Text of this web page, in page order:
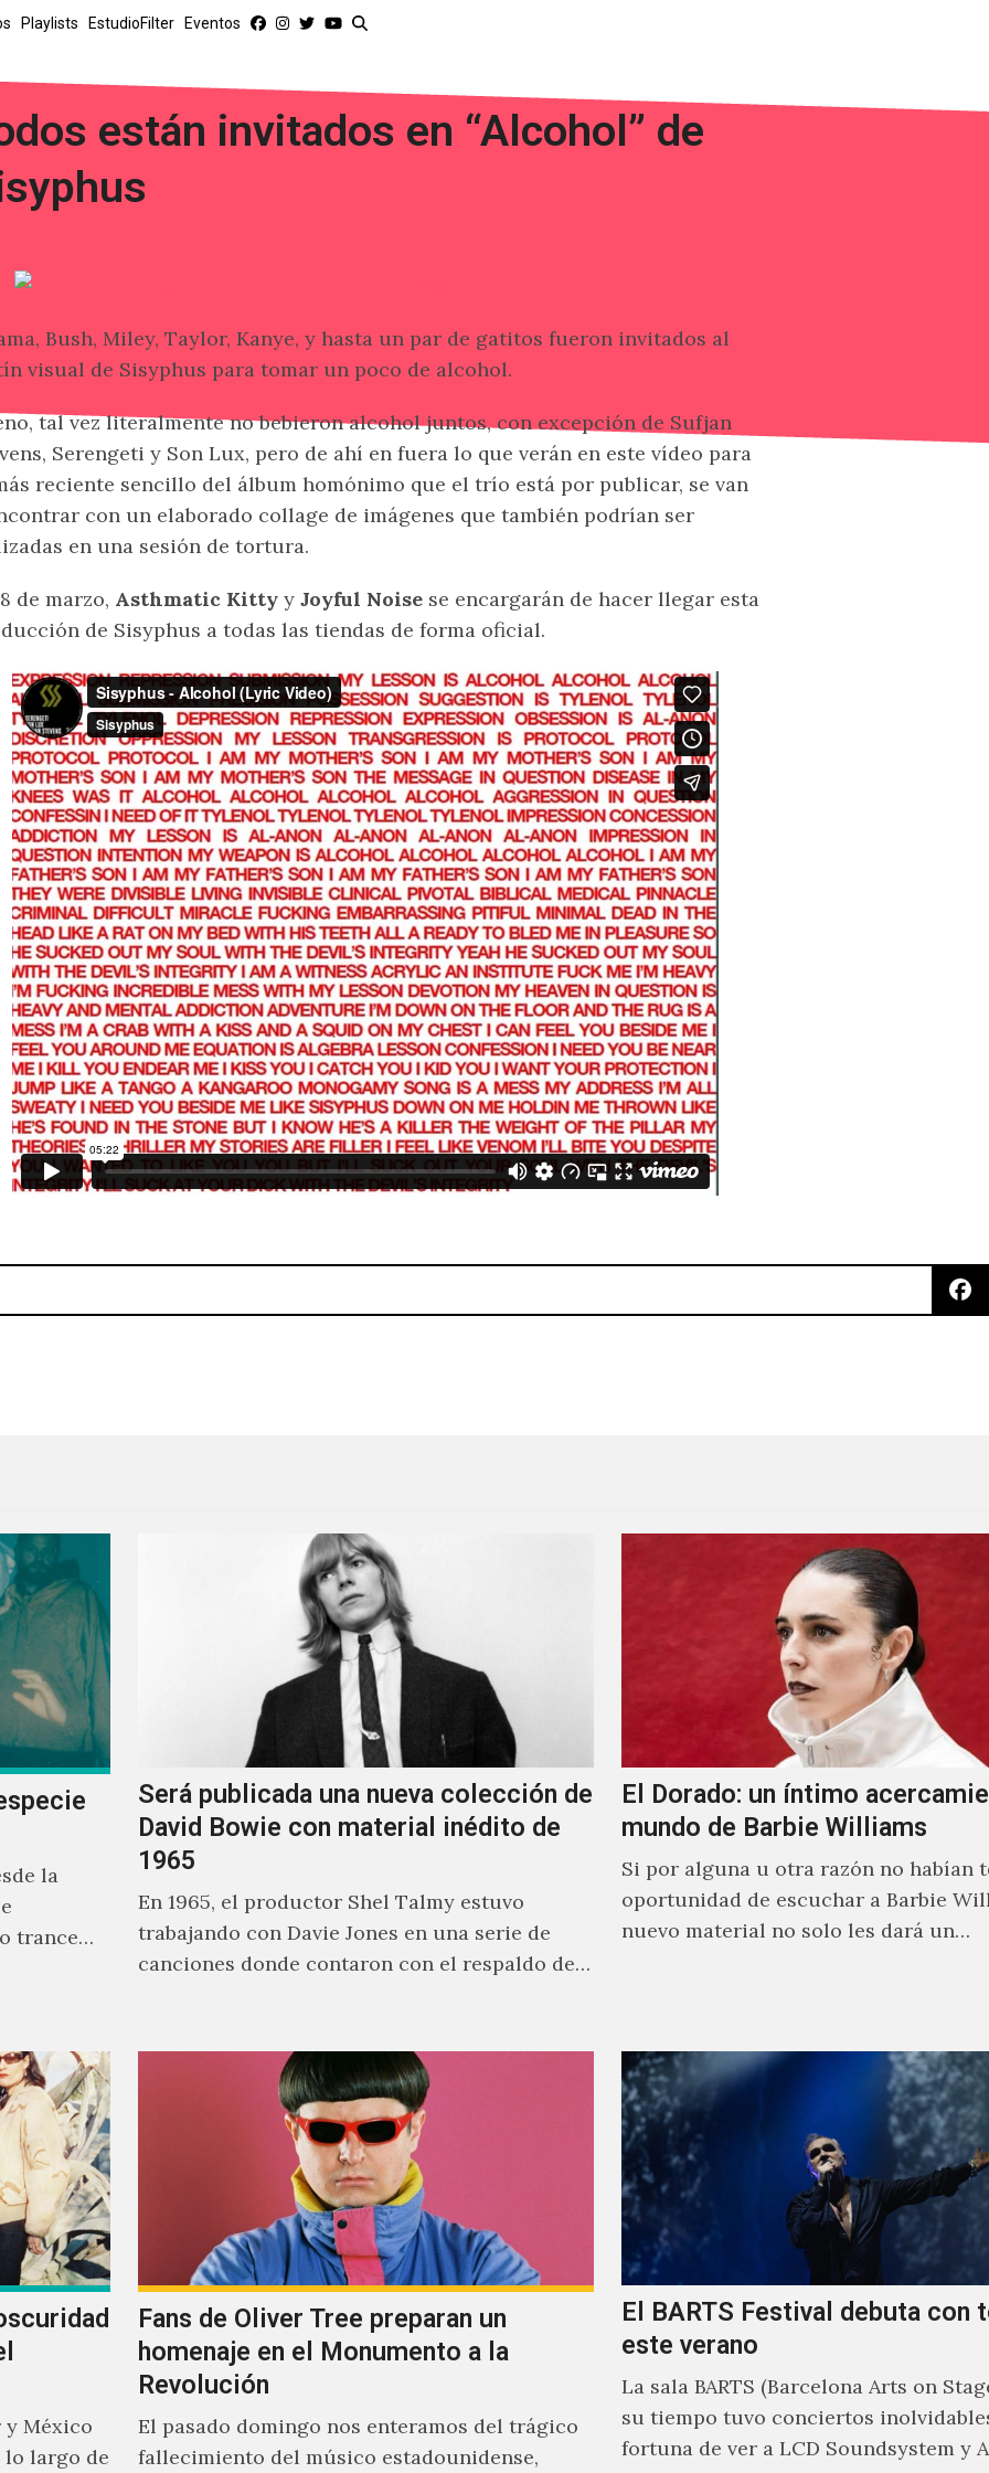
Playlists EstudioFilter Eventos
están invitados en “Alcohol” de
Bush, Miley, Taylor, Kanye, y hasta un par de gatitos fueron invitados al
visual de Sisyphus para tomar un poco de alcohol.
tal vez literalmente no bebieron alcohol juntos, con excepción de Sufjan
Serengeti y Son Lux, pero de ahí en fuera lo que verán en este vídeo para
reciente sencillo del álbum homónimo que el trío está por publicar, se van
con un elaborado collage de imágenes que también podrían ser
en una sesión de tortura.
de marzo, Asthmatic Kitty y Joyful Noise se encargarán de hacer llegar esta
de Sisyphus a todas las tiendas de forma oficial.
la
trance
Será publicada una nueva colección de
David Bowie con material inédito de
1965
En 1965, el productor Shel Talmy estuvo
trabajando con Davie Jones en una serie de
canciones donde contaron con el respaldo de
El Dorado: un íntimo
mundo de Barbie Williams
Si por alguna u otra razón no habían
oportunidad de escuchar a Barbie
nuevo material no solo les dará un
y México
lo largo de
Fans de Oliver Tree preparan un
homenaje en el Monumento a la
Revolución
El pasado domingo nos enteramos del trágico
fallecimiento del músico estadounidense,
El BARTS Festival debuta con
este verano
La sala BARTS (Barcelona Arts on
su tiempo tuvo conciertos
fortuna de ver a LCD Soundsystem y